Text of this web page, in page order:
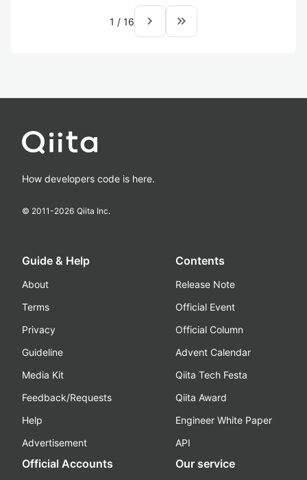
1 / 16 navigate_next keyboard_double_arrow_right
How developers code is here.
© 2011-2026 Qiita Inc.
Guide & Help
About
Terms
Privacy
Guideline
Media Kit
Feedback/Requests
Help
Advertisement
Contents
Release Note
Official Event
Official Column
Advent Calendar
Qiita Tech Festa
Qiita Award
Engineer White Paper
API
Official Accounts Our service